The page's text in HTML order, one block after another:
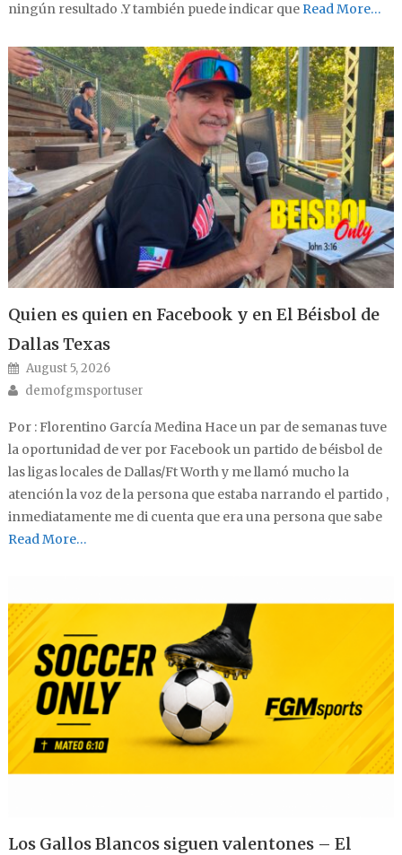
ningún resultado .Y también puede indicar queRead More…
Quien es quien en Facebook y en El Béisbol de
Dallas Texas
Posted on
August 5, 2026
Author
demofgmsportuser
Por : Florentino García Medina Hace un par de semanas tuve
la oportunidad de ver por Facebook un partido de béisbol de
las ligas locales de Dallas/Ft Worth y me llamó mucho la
atención la voz de la persona que estaba narrando el partido ,
inmediatamente me di cuenta que era una persona que sabe
Read More…
Los Gallos Blancos siguen valentones – El